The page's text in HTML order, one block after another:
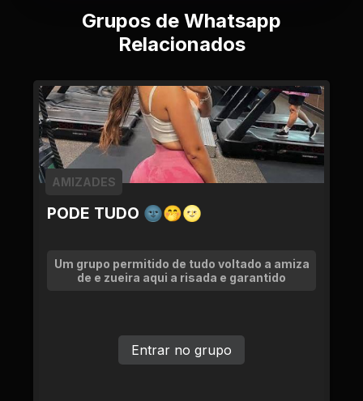
Grupos de Whatsapp
Relacionados
PODE TUDO 🌚🤭🌝
AMIZADES
Um grupo permitido de tudo voltado a amiza
de e zueira aqui a risada e garantido
Entrar no grupo